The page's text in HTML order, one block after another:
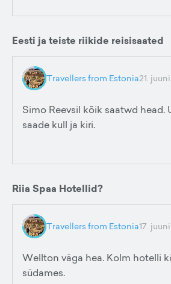
Eesti ja teiste riikide reisisaated
Travellers from Estonia21.
Simo Reevsil kõik saatwd head.
saade kull ja kiri.
Riia Spaa Hotellid?
Travellers from Estonia17. juuni
Wellton väga hea. Kolm hotelli
südames.